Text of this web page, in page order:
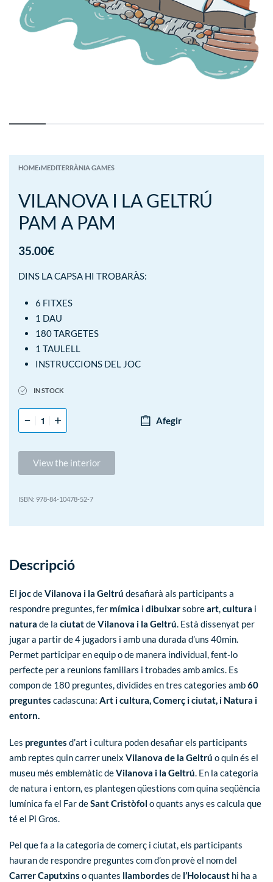
HOME›MEDITERRÀNIA GAMES
VILANOVA I LA GELTRÚ
PAM A PAM
35.00€
DINS LA CAPSA HI TROBARÀS:
6 FITXES
1 DAU
180 TARGETES
1 TAULELL
INSTRUCCIONS DEL JOC
IN STOCK
Afegir
View the interior
978-84-10478-52-7
Descripció
El jocdeVilanova i la Geltrú desafiarà als participants a
respondre preguntes, fer mímica i dibuixarsobreart,cultura i
natura de la ciutatdeVilanova i la Geltrú. Està dissenyat per
jugara partir de 4 jugadors i amb una durada d’uns 40min.
Permet participar en equip o de manera individual, fent-lo
perfecte per a reunions familiars i trobades amb amics. Es
compon de 180 preguntes, dividides en tres categories amb60
preguntes cadascuna: Art i cultura, Comerç i ciutat, i Natura i
entorn.
Les preguntes d’art i cultura poden desafiar els participants
amb reptes quin carrer uneix Vilanova de la Geltrú oquin és el
museu més emblemàtic deVilanova i la Geltrú. En la categoria
de natura i entorn,es plantegen qüestions comquina seqüència
lumínica fa el Far deSant Cristòfol oquants anys es calcula que
té el Pi Gros.
Pel que fa a la categoria de comerç i ciutat, els participants
hauran de respondre preguntes com d’on provè el nom del
Carrer Caputxins oquantes llambordes de l’Holocaust hi ha a